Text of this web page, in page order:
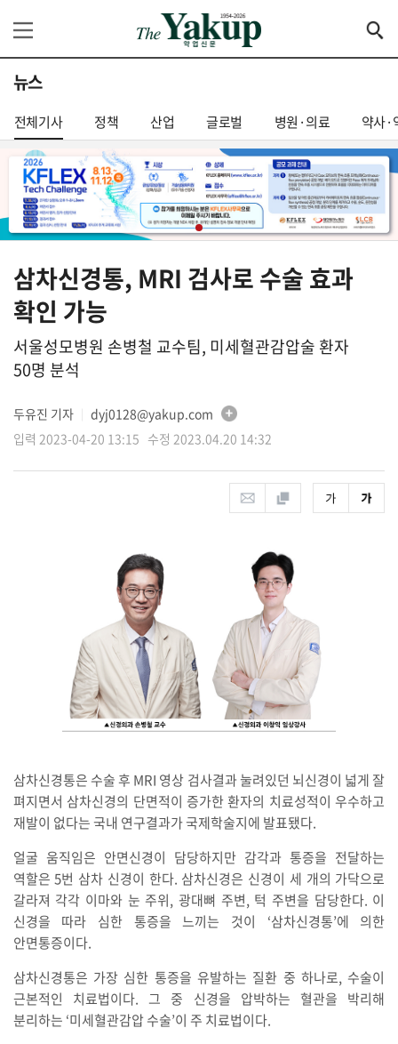
뉴스
전체기사 정책 산업 글로벌 병원·의료 약사·
삼차신경통, MRI 검사로 수술 효과
확인 가능
서울성모병원 손병철 교수팀, 미세혈관감압술 환자
50명 분석
두유진 기자
dyj0128@yakup.com
입력 2023-04-20 13:15 수정 2023.04.20 14:32
삼차신경통은 수술 후 MRI 영상 검사결과 눌려있던 뇌신경이 넓게 잘
펴지면서 삼차신경의 단면적이 증가한 환자의 치료성적이 우수하고
재발이 없다는 국내 연구결과가 국제학술지에 발표됐다.
얼굴 움직임은 안면신경이 담당하지만 감각과 통증을 전달하는
역할은 5번 삼차 신경이 한다. 삼차신경은 신경이 세 개의 가닥으로
갈라져 각각 이마와 눈 주위, 광대뼈 주변, 턱 주변을 담당한다. 이
신경을 따라 심한 통증을 느끼는 것이 ‘삼차신경통’에 의한
안면통증이다.
삼차신경통은 가장 심한 통증을 유발하는 질환 중 하나로, 수술이
근본적인 치료법이다. 그 중 신경을 압박하는 혈관을 박리해
분리하는 ‘미세혈관감압 수술’이 주 치료법이다.